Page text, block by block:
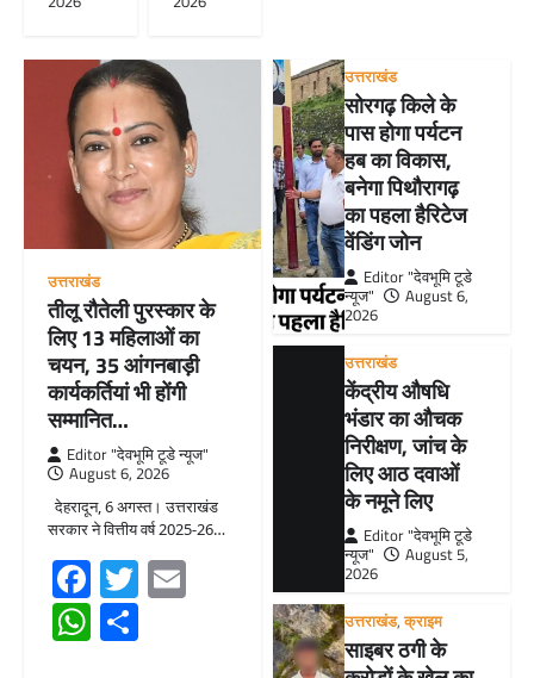
उत्तराखंड
तीलू रौतेली पुरस्कार के
लिए 13 महिलाओं का
चयन, 35 आंगनबाड़ी
कार्यकर्तियां भी होंगी
सम्मानित…
Editor "देवभूमि टूडे न्यूज"
August 6, 2026
देहरादून, 6 अगस्त। उत्तराखंड
सरकार ने वित्तीय वर्ष 2025-26…
Facebook
TwitterEmail
WhatsApp
उत्तराखंड
सोरगढ़ किले के
पास होगा पर्यटन
हब का विकास,
बनेगा पिथौरागढ़
का पहला हैरिटेज
वेंडिंग जोन
Editor "देवभूमि टूडे
न्यूज"
August 6,
2026
उत्तराखंड
केंद्रीय औषधि
भंडार का औचक
निरीक्षण, जांच के
लिए आठ दवाओं
के नमूने लिए
Editor "देवभूमि टूडे
न्यूज"
August 5,
2026
उत्तराखंड,क्राइम
साइबर ठगी के